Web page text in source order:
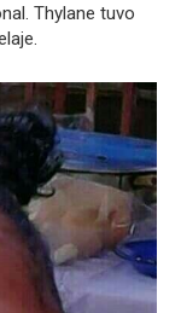
Thylane tuvo